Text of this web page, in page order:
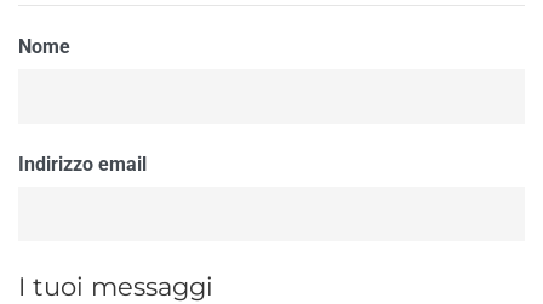
Nome
Indirizzo email
I tuoi messaggi